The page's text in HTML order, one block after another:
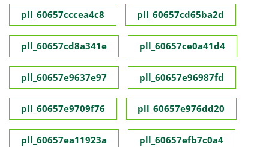
pll_60657cccea4c8 pll_60657cd65ba2d
pll_60657cd8a341e pll_60657ce0a41d4
pll_60657e9637e97 pll_60657e96987fd
pll_60657e9709f76 pll_60657e976dd20
pll_60657ea11923a pll_60657efb7c0a4